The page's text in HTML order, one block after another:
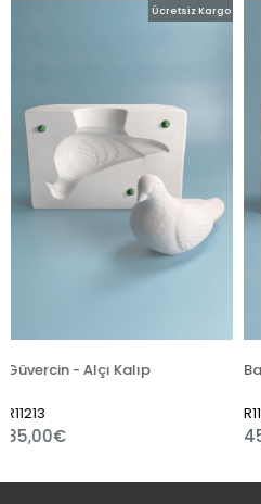
Kalıp Baykuş - Alçı